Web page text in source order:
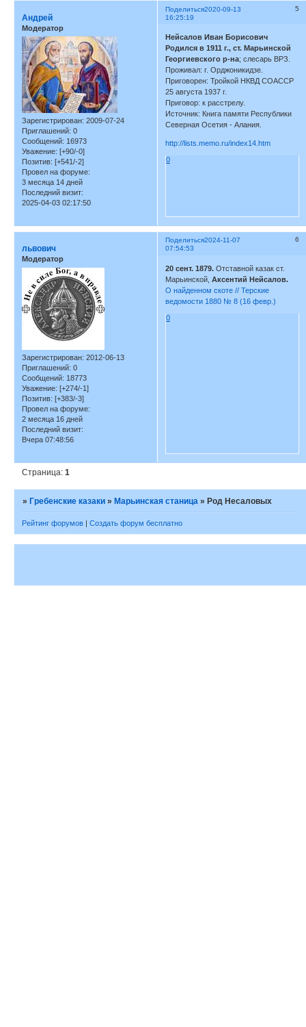
Поделиться 5
2020-09-13
16:25:19
Андрей
Модератор
Зарегистрирован: 2009-07-24
Приглашений: 0
Сообщений: 16973
Уважение: [+90/-0]
Позитив: [+541/-2]
Провел на форуме:
3 месяца 14 дней
Последний визит:
2025-04-03 02:17:50
Нейсалов Иван Борисович
Родился в 1911 г., ст. Марьинской
Георгиевского р-на; слесарь ВРЗ.
Проживал: г. Орджоникидзе.
Приговорен: Тройкой НКВД СОАССР
25 августа 1937 г.
Приговор: к расстрелу.
Источник: Книга памяти Республики
Северная Осетия - Алания.
http://lists.memo.ru/index14.htm
0
Поделиться 6
2024-11-07
07:54:53
львович
Модератор
Зарегистрирован: 2012-06-13
Приглашений: 0
Сообщений: 18773
Уважение: [+274/-1]
Позитив: [+383/-3]
Провел на форуме:
2 месяца 16 дней
Последний визит:
Вчера 07:48:56
20 сент. 1879.Отставной казак ст.
Марьинской,Аксентий Нейсалов.
О найденном скоте // Терские
ведомости 1880 № 8 (16 февр.)
0
Страница:1
» Гребенские казаки » Марьинская станица » Род Несаловых
Рейтинг форумов | Создать форум бесплатно